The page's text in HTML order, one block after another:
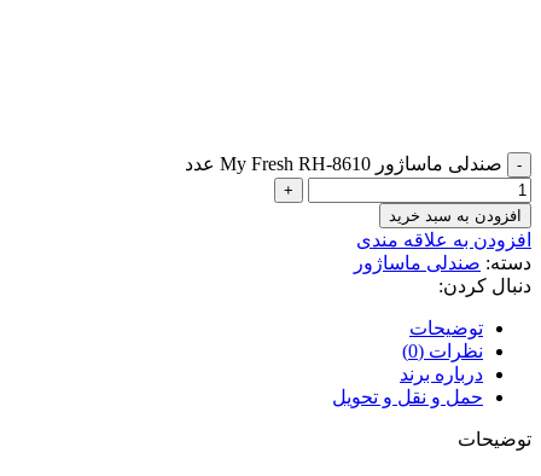
- صندلی ماساژور My Fresh RH-8610 عدد
+
افزودن به سبد خرید
افزودن به علاقه مندی
دسته: صندلی ماساژور
دنبال کردن:
توضیحات
نظرات (0)
درباره برند
حمل و نقل و تحویل
توضیحات